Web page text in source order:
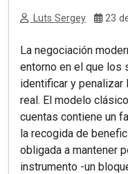
Luts Sergey 23
La negociación
entorno en el que los
identificar y penalizar
real. El modelo
cuentas contiene un
la recogida de
obligada a mantener
instrumento -un